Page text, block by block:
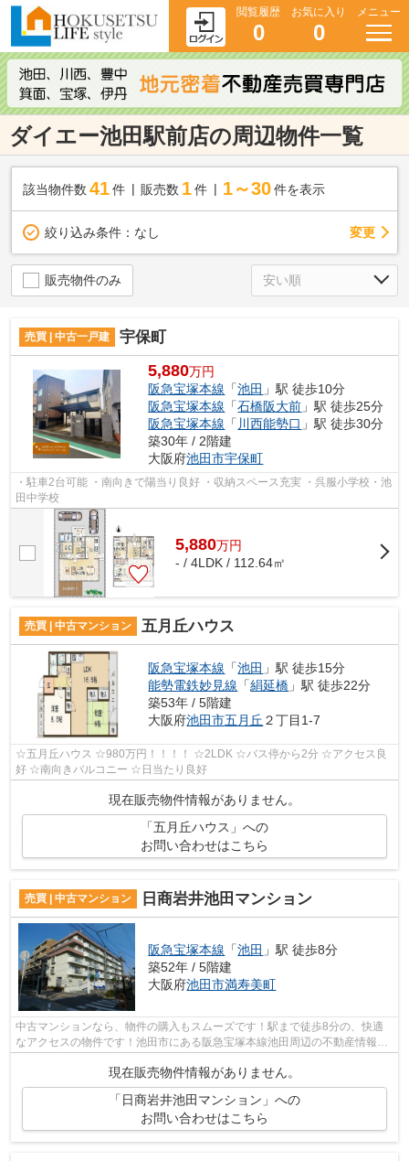
閲覧履歴
0
お気に入り
0
メニュー
ダイエー池田駅前店の周辺物件一覧
該当物件数 41件 販売数 1 件 1～30 件を表示
絞り込み条件： なし 変更
販売物件のみ
売買 | 中古一戸建 宇保町
5,880万円
阪急宝塚本線 「池田 」駅 徒歩10分
阪急宝塚本線 「石橋阪大前 」駅 徒歩25分
阪急宝塚本線 「 川西能勢口 」駅 徒歩30分
築30年 / 2階建
大阪府池田市宇保町
・駐車2台可能 ・南向きで陽当り良好 ・収納スペース充実 ・呉服小学校・池
田中学校
5,880万円
- / 4LDK / 112.64㎡
売買 | 中古マンション 五月丘ハウス
阪急宝塚本線 「池田 」駅 徒歩15分
能勢電鉄妙見線 「絹延橋 」駅 徒歩22分
築53年 / 5階建
大阪府池田市五月丘 ２丁目1-7
☆五月丘ハウス ☆980万円！！！！ ☆2LDK ☆バス停から2分 ☆アクセス良
好 ☆南向きバルコニー ☆日当たり良好
現在販売物件情報がありません。
「五月丘ハウス」への
お問い合わせはこちら
売買 | 中古マンション 日商岩井池田マンション
阪急宝塚本線 「池田 」駅 徒歩8分
築52年 / 5階建
大阪府池田市満寿美町
中古マンションなら、物件の購入もスムーズです！駅まで徒歩8分の、快適
なアクセスの物件です！池田市にある阪急宝塚本線池田周辺の不動産情報を
現在販売物件情報がありません。
「日商岩井池田マンション」への
お問い合わせはこちら